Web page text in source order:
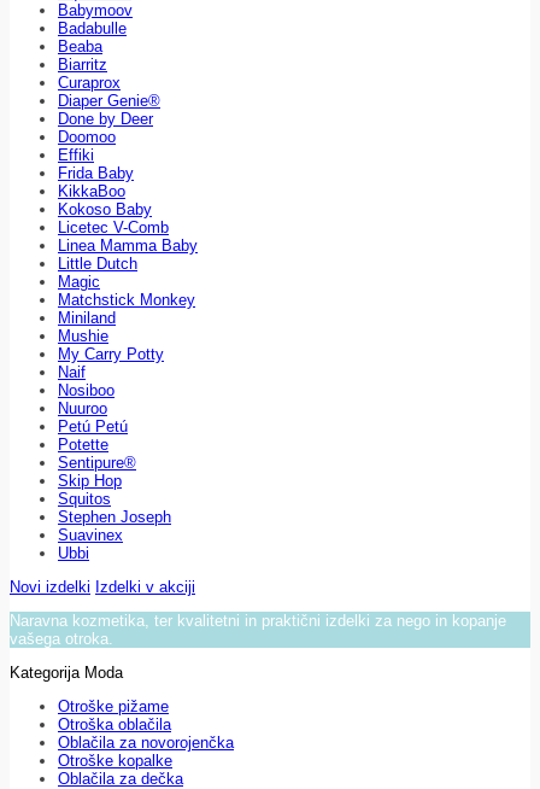
Babymoov
Badabulle
Beaba
Biarritz
Curaprox
Diaper Genie®
Done by Deer
Doomoo
Effiki
Frida Baby
KikkaBoo
Kokoso Baby
Licetec V-Comb
Linea Mamma Baby
Little Dutch
Magic
Matchstick Monkey
Miniland
Mushie
My Carry Potty
Naif
Nosiboo
Nuuroo
Petú Petú
Potette
Sentipure®
Skip Hop
Squitos
Stephen Joseph
Suavinex
Ubbi
Novi izdelki Izdelki v akciji
Naravna kozmetika, ter kvalitetni in praktični izdelki za nego in kopanje
vašega otroka.
Kategorija Moda
Otroške pižame
Otroška oblačila
Oblačila za novorojenčka
Otroške kopalke
Oblačila za dečka